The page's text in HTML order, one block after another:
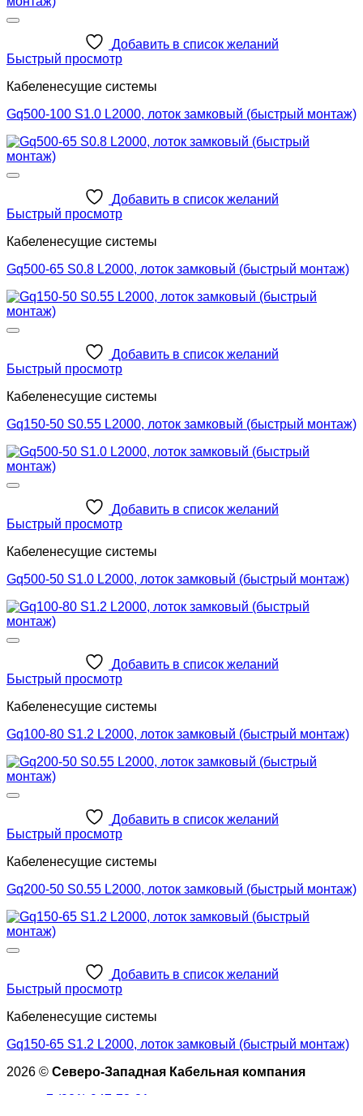
Добавить в список желаний
Быстрый просмотр
Кабеленесущие системы
Gq500-100 S1.0 L2000, лоток замковый (быстрый монтаж)
Добавить в список желаний
Быстрый просмотр
Кабеленесущие системы
Gq500-65 S0.8 L2000, лоток замковый (быстрый монтаж)
Добавить в список желаний
Быстрый просмотр
Кабеленесущие системы
Gq150-50 S0.55 L2000, лоток замковый (быстрый монтаж)
Добавить в список желаний
Быстрый просмотр
Кабеленесущие системы
Gq500-50 S1.0 L2000, лоток замковый (быстрый монтаж)
Добавить в список желаний
Быстрый просмотр
Кабеленесущие системы
Gq100-80 S1.2 L2000, лоток замковый (быстрый монтаж)
Добавить в список желаний
Быстрый просмотр
Кабеленесущие системы
Gq200-50 S0.55 L2000, лоток замковый (быстрый монтаж)
Добавить в список желаний
Быстрый просмотр
Кабеленесущие системы
Gq150-65 S1.2 L2000, лоток замковый (быстрый монтаж)
2026 © Северо-Западная Кабельная компания
+7 (921) 947-73-81